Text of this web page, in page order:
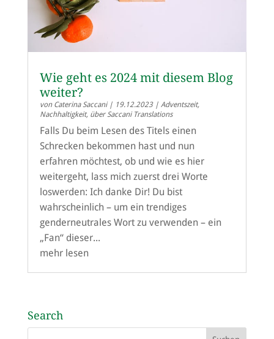
Wie geht es 2024 mit diesem Blog
weiter?
von Caterina Saccani| 19.12.2023| Adventszeit,
Nachhaltigkeit, über Saccani Translations
Falls Du beim Lesen des Titels einen
Schrecken bekommen hast und nun
erfahren möchtest, ob und wie es hier
weitergeht, lass mich zuerst drei Worte
loswerden: Ich danke Dir! Du bist
wahrscheinlich – um ein trendiges
genderneutrales Wort zu verwenden – ein
„Fan“ dieser...
mehr lesen
Search